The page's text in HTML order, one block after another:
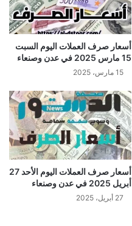
أسعار صرف العملات اليوم السبت
15 مارس 2025 في عدن وصنعاء
15 مارس، 2025
أسعار صرف العملات اليوم الأحد 27
أبريل 2025 في عدن وصنعاء
27 أبريل، 2025